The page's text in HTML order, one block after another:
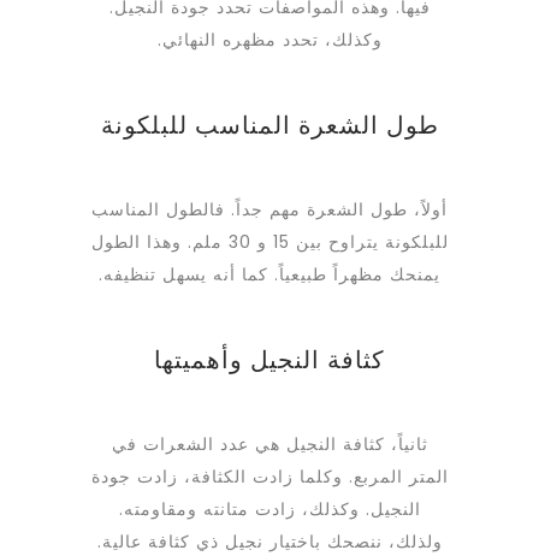
فيها. وهذه المواصفات تحدد جودة النجيل.
وكذلك، تحدد مظهره النهائي.
طول الشعرة المناسب للبلكونة
أولاً، طول الشعرة مهم جداً. فالطول المناسب
للبلكونة يتراوح بين 15 و 30 ملم. وهذا الطول
يمنحك مظهراً طبيعياً. كما أنه يسهل تنظيفه.
كثافة النجيل وأهميتها
ثانياً، كثافة النجيل هي عدد الشعرات في
المتر المربع. وكلما زادت الكثافة، زادت جودة
النجيل. وكذلك، زادت متانته ومقاومته.
ولذلك، ننصحك باختيار نجيل ذي كثافة عالية.